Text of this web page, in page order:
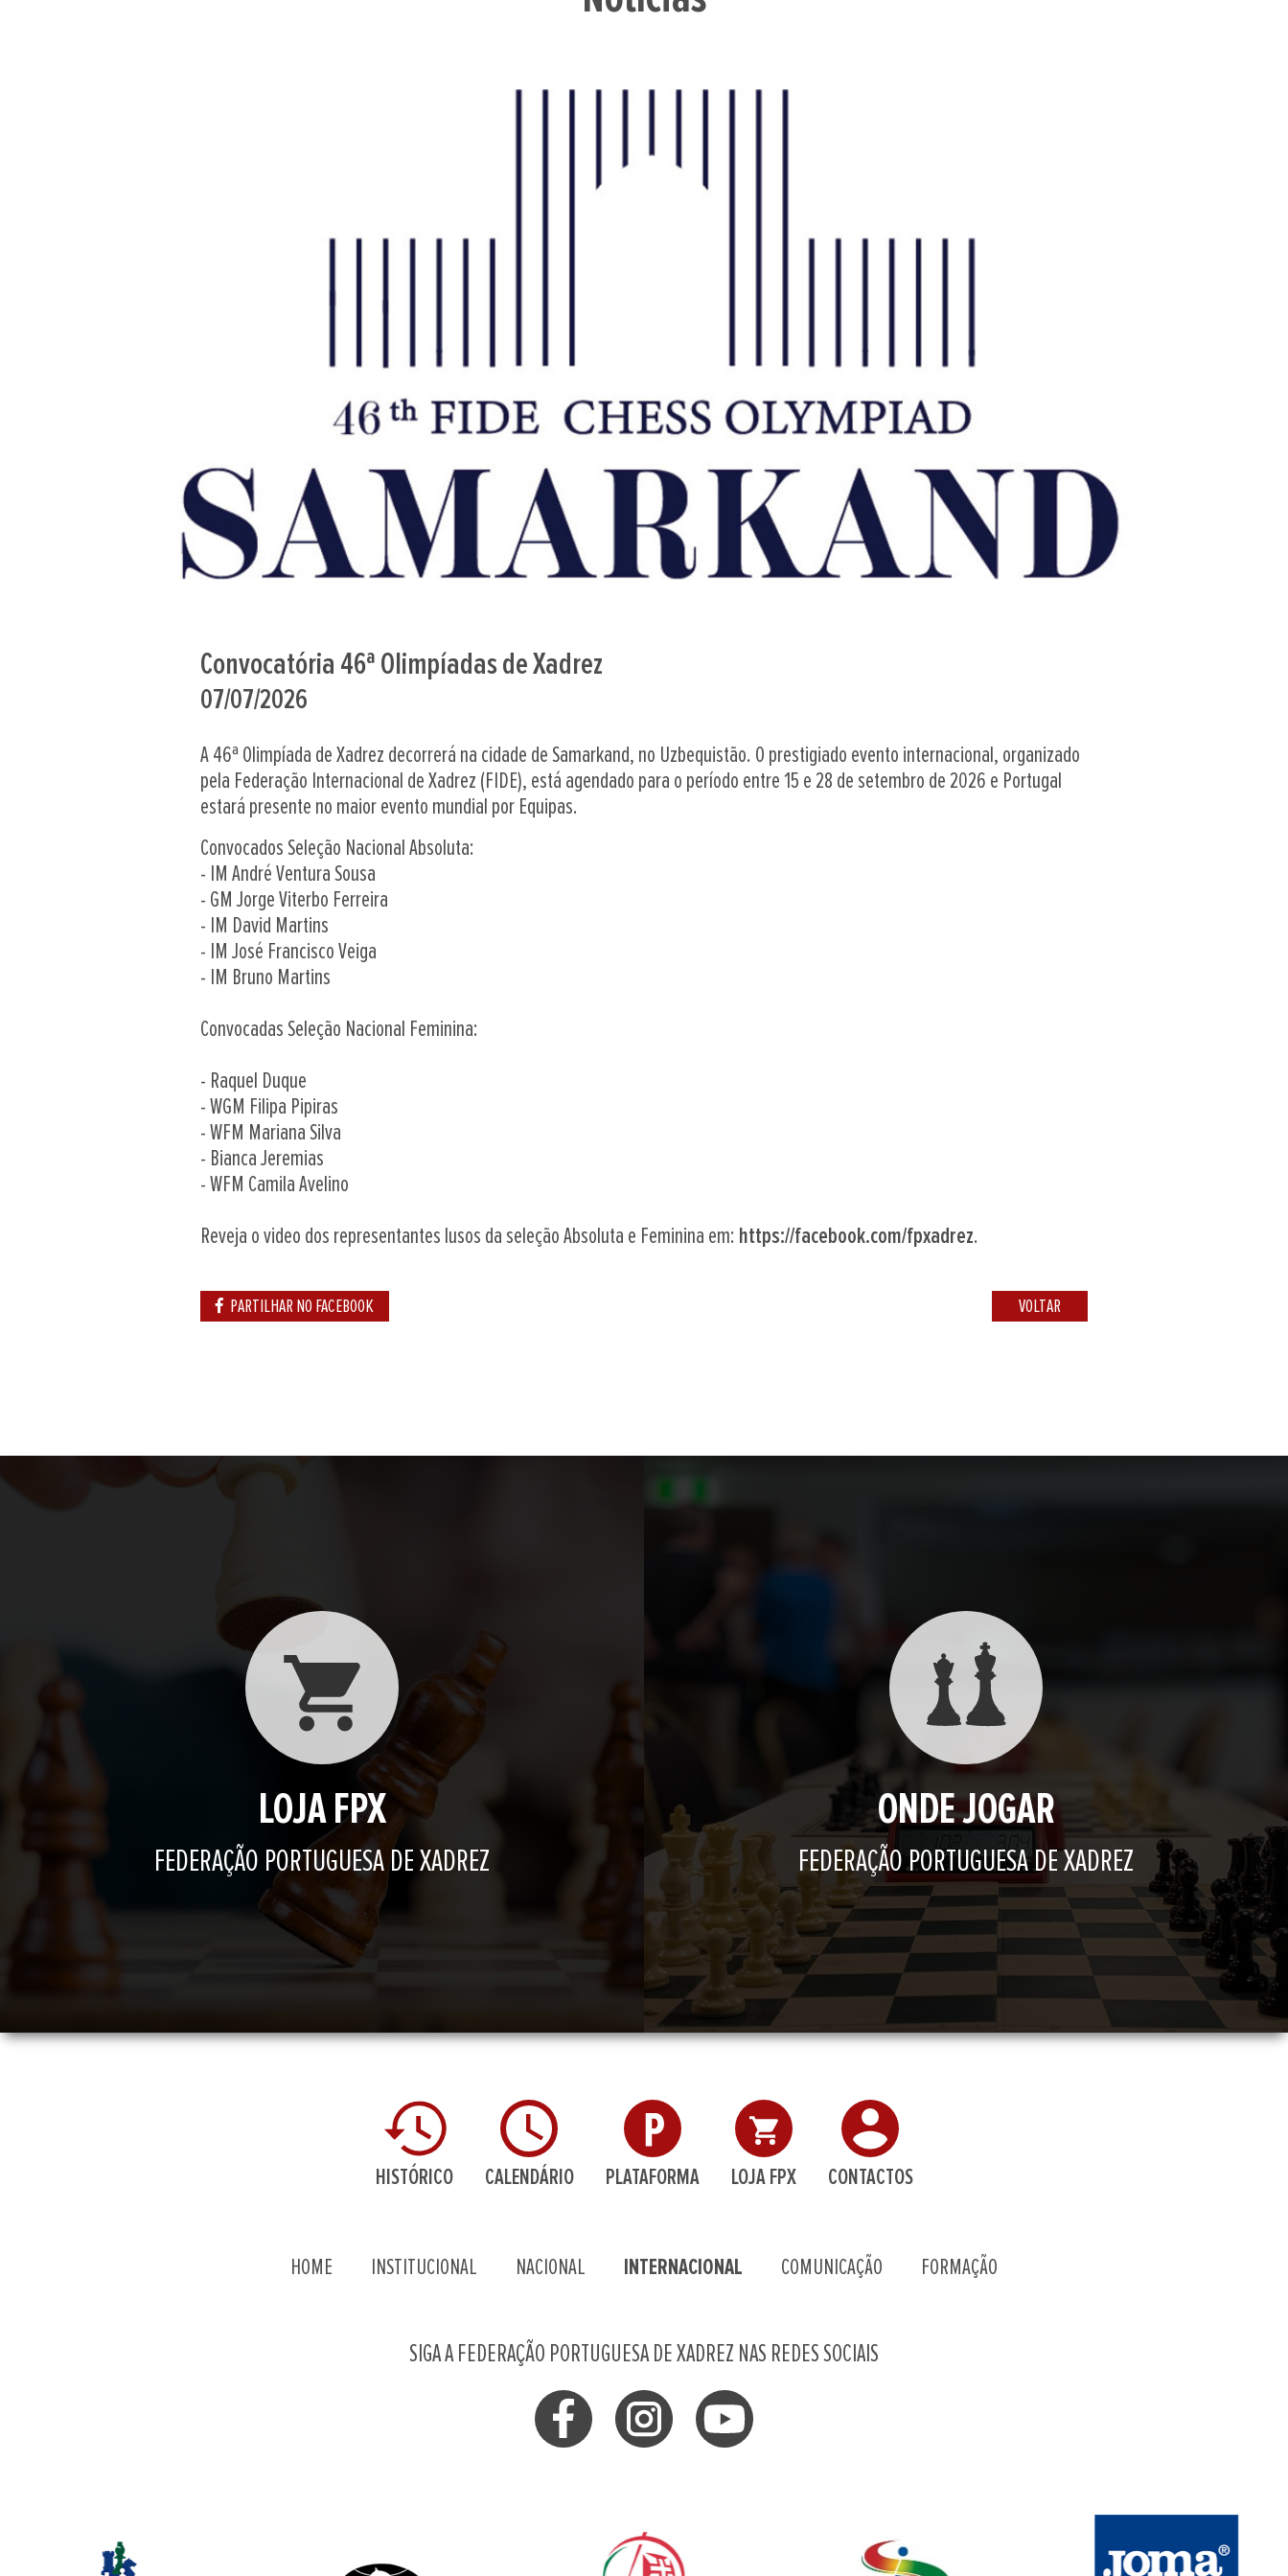
Convocatória 46ª Olimpíadas de Xadrez
07/07/2026
A 46ª Olimpíada de Xadrez decorrerá na cidade de Samarkand, no Uzbequistão. O prestigiado evento internacional, organizado
pela Federação Internacional de Xadrez (FIDE), está agendado para o período entre 15 e 28 de setembro de 2026 e Portugal
estará presente no maior evento mundial por Equipas.
Convocados Seleção Nacional Absoluta:
- IM André Ventura Sousa
- GM Jorge Viterbo Ferreira
- IM David Martins
- IM José Francisco Veiga
- IM Bruno Martins
Convocadas Seleção Nacional Feminina:
- Raquel Duque
- WGM Filipa Pipiras
- WFM Mariana Silva
- Bianca Jeremias
- WFM Camila Avelino
Reveja o video dos representantes lusos da seleção Absoluta e Feminina em: https://facebook.com/fpxadrez.
VOLTAR
PARTILHAR NO FACEBOOK
LOJA FPX
FEDERAÇÃO PORTUGUESA DE XADREZ
ONDE JOGAR
FEDERAÇÃO PORTUGUESA DE XADREZ
HISTÓRICO CALENDÁRIO PLATAFORMA LOJA FPX CONTACTOS
HOME INSTITUCIONAL NACIONAL INTERNACIONAL COMUNICAÇÃO FORMAÇÃO
SIGA A FEDERAÇÃO PORTUGUESA DE XADREZ NAS REDES SOCIAIS